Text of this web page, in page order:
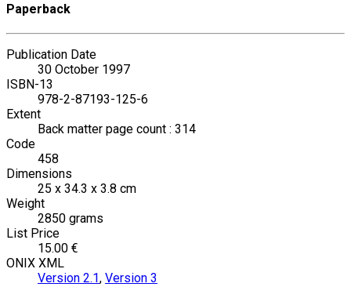
Paperback
Publication Date
30 October 1997
ISBN-13
978-2-87193-125-6
Extent
Back matter page count : 314
Code
458
Dimensions
25 x 34.3 x 3.8 cm
Weight
2850 grams
List Price
15.00 €
ONIX XML
Version 2.1, Version 3